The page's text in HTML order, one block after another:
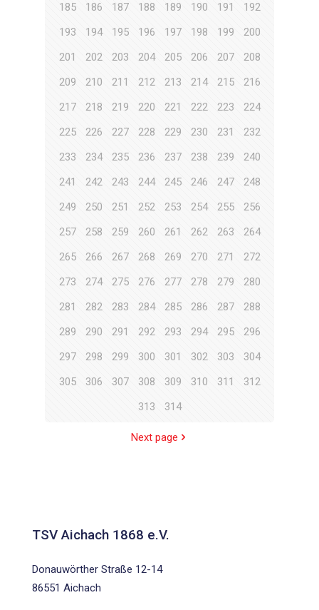
185
186 187 188 189 190 191
192
193
194 195 196 197 198 199
200
201
202 203 204 205 206 207
208
209
210 211 212 213 214 215
216
217
218 219 220 221 222 223
224
225
226 227 228 229 230 231
232
233
234 235 236 237 238 239
240
241
242 243 244 245 246 247
248
249
250 251 252 253 254 255
256
257
258 259 260 261 262 263
264
265
266 267 268 269 270 271
272
273
274 275 276 277 278 279
280
281
282 283 284 285 286 287
288
289
290 291 292 293 294 295
296
297
298 299 300 301 302 303
304
305
306 307 308 309 310 311
312
313
314
Next page
TSV Aichach 1868 e.V.
Donauwörther Straße 12-14
86551 Aichach